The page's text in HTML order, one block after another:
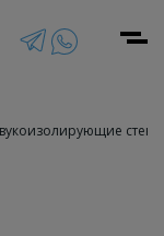
стены